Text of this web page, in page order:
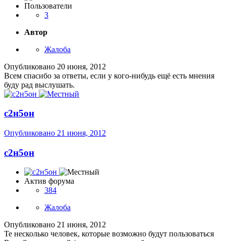
Пользователи
3
Автор
Жалоба
Опубликовано 20 июня, 2012
Всем спасибо за ответы, если у кого-нибудь ещё есть мнения
буду рад выслушать.
с2н5он
Опубликовано 21 июня, 2012
с2н5он
Актив форума
384
Жалоба
Опубликовано 21 июня, 2012
Те несколько человек, которые возможно будут пользоваться